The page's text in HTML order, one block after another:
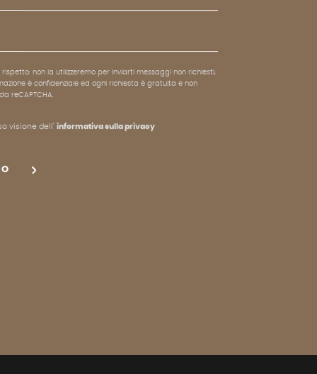
non la utilizzeremo per inviarti messaggi non richiesti,
è confidenziale ed ogni richiesta è gratuita e non
reCAPTCHA.
visione dell' informativa sulla privacy